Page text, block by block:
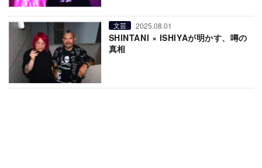
文芸 2025.08.01
SHINTANI × ISHIYAが明かす、噂の
真相